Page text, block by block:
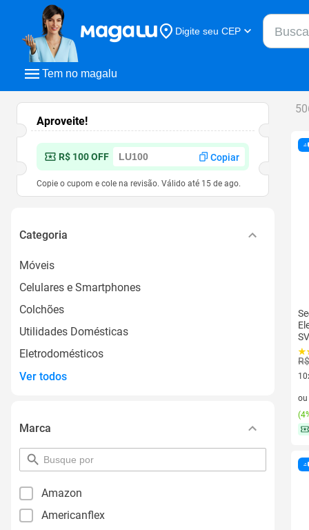
Tem no magalu
Digite seu CEP
Buscar
Aproveite!
R$ 100 OFF Copiar
Copie o cupom e cole na revisão. Válido até 15 de ago.
Categoria
Móveis
Celulares e Smartphones
Colchões
Utilidades Domésticas
Eletrodomésticos
Ver todos
Marca
pesquisar
por
Amazon
Americanflex
ou
(